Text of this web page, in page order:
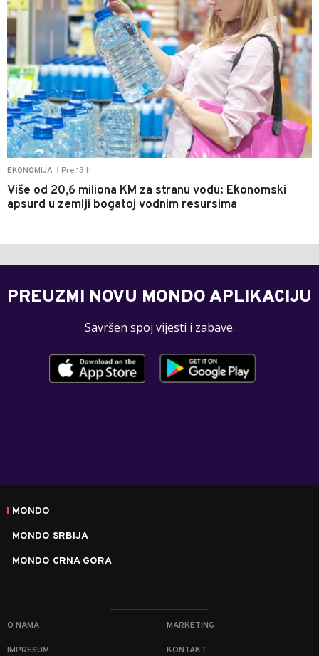
EKONOMIJA Pre 13 h
Više od 20,6 miliona KM za stranu vodu: Ekonomski
apsurd u zemlji bogatoj vodnim resursima
PREUZMI NOVU MONDO APLIKACIJU
Savršen spoj vijesti i zabave.
MONDO
MONDO SRBIJA
MONDO CRNA GORA
O NAMA MARKETING
IMPRESUM KONTAKT